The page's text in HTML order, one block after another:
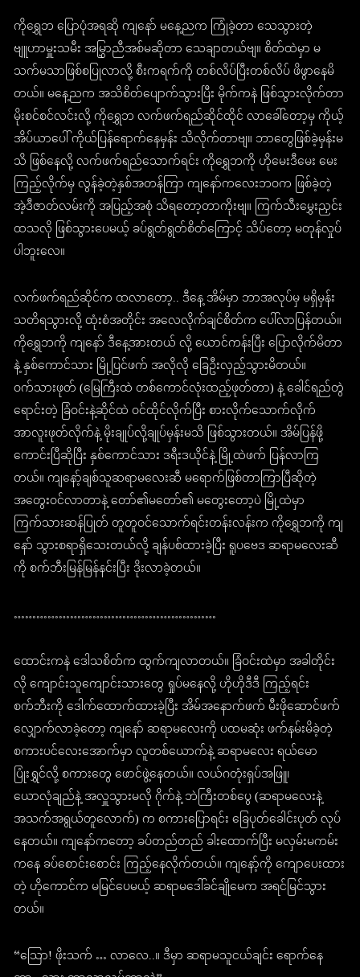
ကိုရွှေဘ ပြောပုံအရဆို ကျနော် မနေ့ညက ကြုံခဲ့တာ သေသွားတဲ့
ဗျူဟာမှူးသမီး အမြွှာညီအစ်မဆိုတာ သေချာတယ်ဗျ။ စိတ်ထဲမှာ မ
သက်မသာဖြစ်စပြုလာလို့ စီးကရက်ကို တစ်လိပ်ပြီးတစ်လိပ် ဖိဖွာနေမိ
တယ်။ မနေ့ညက အသိစိတ်ပျောက်သွားပြီး မိုက်ကနဲ ဖြစ်သွားလိုက်တာ
မိုးစင်စင်လင်းလို့ ကိုရွှေဘ လက်ဖက်ရည်ဆိုင်ထိုင် လာခေါ်တော့မှ ကိုယ့်
အိပ်ယာပေါ် ကိုယ်ပြန်ရောက်နေမှန်း သိလိုက်တာဗျ။ ဘာတွေဖြစ်ခဲ့မှန်းမ
သိ ဖြစ်နေလို့ လက်ဖက်ရည်သောက်ရင်း ကိုရွှေဘကို ဟိုမေးဒီမေး မေး
ကြည့်လိုက်မှ လွန်ခဲ့တဲ့နှစ်အတန်ကြာ ကျနော်ကလေးဘဝက ဖြစ်ခဲ့တဲ့
အဲ့ဒီဇာတ်လမ်းကို အပြည့်အစုံ သိရတော့တာကိုးဗျ။ ကြက်သီးမွှေးညှင်း
ထသလို ဖြစ်သွားပေမယ့် ခပ်ရွတ်ရွတ်စိတ်ကြောင့် သိပ်တော့ မတုန်လှုပ်
ပါဘူးလေ။
လက်ဖက်ရည်ဆိုင်က ထလာတော့.. ဒီနေ့ အိမ်မှာ ဘာအလုပ်မှ မရှိမှန်း
သတိရသွားလို့ ထုံးစံအတိုင်း အလေလိုက်ချင်စိတ်က ပေါ်လာပြန်တယ်။
ကိုရွှေဘကို ကျနော် ဒီနေ့အားတယ် လို့ ယောင်ကန်းပြီး ပြောလိုက်မိတာ
နဲ့ နှစ်ကောင်သား မြို့ပြင်ဖက် အလိုလို ခြေဦးလှည့်သွားမိတယ်။
ဝက်သားဖုတ် (မြေကြီးထဲ တစ်ကောင်လုံးထည့်ဖုတ်တာ) နဲ့ ခေါင်ရည်တွဲ
ရောင်းတဲ့ ခြံဝင်းနဲ့ဆိုင်ထဲ ဝင်ထိုင်လိုက်ပြီး စားလိုက်သောက်လိုက်
အာလူးဖုတ်လိုက်နဲ့ မိုးချုပ်လို့ချုပ်မှန်းမသိ ဖြစ်သွားတယ်။ အိမ်ပြန်ဖို့
ကောင်းပြီဆိုပြီး နှစ်ကောင်သား ဒရီးဒယိုင်နဲ့ မြို့ထဲဖက် ပြန်လာကြ
တယ်။ ကျနော့်ချစ်သူဆရာမလေးဆီ မရောက်ဖြစ်တာကြာပြီဆိုတဲ့
အတွေးဝင်လာတာနဲ့ တော်၏မတော်၏ မတွေးတော့ပဲ မြို့ထဲမှာ
ကြက်သားဆန်ပြုတ် တူတူဝင်သောက်ရင်းတန်းလန်းက ကိုရွှေဘကို ကျ
နော် သွားစရာရှိသေးတယ်လို့ ချန်ပစ်ထားခဲ့ပြီး ရူပဗေဒ ဆရာမလေးဆီ
ကို စက်ဘီးမြန်မြန်နင်းပြီး ဒိုးလာခဲ့တယ်။
………………………………………………
ထောင်းကနဲ ဒေါသစိတ်က ထွက်ကျလာတယ်။ ခြံဝင်းထဲမှာ အခါတိုင်း
လို ကျောင်းသူကျောင်းသားတွေ ရှုပ်မနေလို့ ဟိုဟိုဒီဒီ ကြည့်ရင်း
စက်ဘီးကို ဒေါက်ထောက်ထားခဲ့ပြီး အိမ်အနောက်ဖက် မီးဖိုဆောင်ဖက်
လျှောက်လာခဲ့တော့ ကျနော် ဆရာမလေးကို ပထမဆုံး ဖက်နမ်းမိခဲ့တဲ့
စကားပင်လေးအောက်မှာ လူတစ်ယောက်နဲ့ ဆရာမလေး ရယ်မော
ပြုံးရွှင်လို့ စကားတွေ ဖောင်ဖွဲ့နေတယ်။ လယ်ဂတုံးရှပ်အဖြူ၊
ယောလုံချည်နဲ့ အလှူသွားမလို ဂိုက်နဲ့ ဘဲကြီးတစ်ပွေ (ဆရာမလေးနဲ့
အသက်အရွယ်တူလောက်) က စကားပြောရင်း ခြေပုတ်ခေါင်းပုတ် လုပ်
နေတယ်။ ကျနော်ကတော့ ခပ်တည်တည် ခါးထောက်ပြီး မလှမ်းမကမ်း
ကနေ ခပ်စောင်းစောင်း ကြည့်နေလိုက်တယ်။ ကျနော့်ကို ကျောပေးထား
တဲ့ ဟိုကောင်က မမြင်ပေမယ့် ဆရာမဒေါ်ခင်ချိုမေက အရင်မြင်သွား
တယ်။
“သြော! ဖိုးသက် … လာလေ..။ ဒီမှာ ဆရာမသူငယ်ချင်း ရောက်နေ